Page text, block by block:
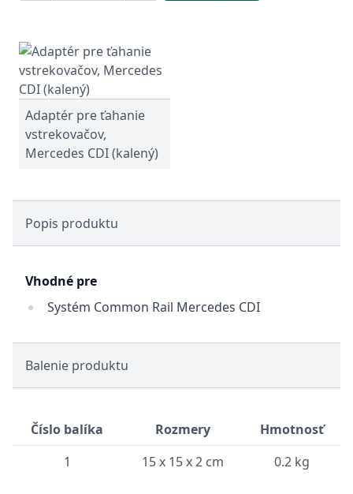
Adaptér pre ťahanie
vstrekovačov,
Mercedes CDI (kalený)
Popis produktu
Vhodné pre
Systém Common Rail Mercedes CDI
Balenie produktu
Číslo balíka Rozmery
Hmotnosť
1
15 x 15 x 2 cm 0.2 kg